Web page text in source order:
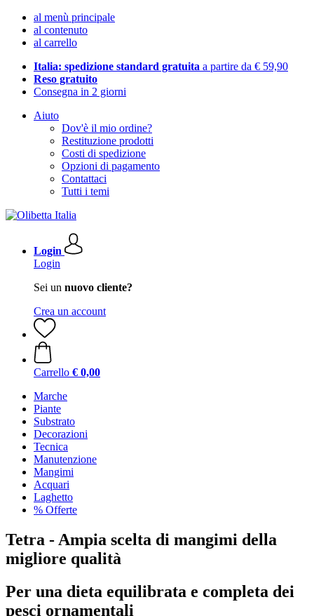
al menù principale
al contenuto
al carrello
Italia: spedizione standard gratuita a partire da € 59,90
Reso gratuito
Consegna in 2 giorni
Aiuto
Dov'è il mio ordine?
Restituzione prodotti
Costi di spedizione
Opzioni di pagamento
Contattaci
Tutti i temi
Login
Login
Sei un nuovo cliente?
Crea un account
Carrello € 0,00
Marche
Piante
Substrato
Decorazioni
Tecnica
Manutenzione
Mangimi
Acquari
Laghetto
% Offerte
Tetra - Ampia scelta di mangimi della
migliore qualità
Per una dieta equilibrata e completa dei
pesci ornamentali